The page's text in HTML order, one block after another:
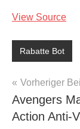
View Source
Rabatte Bot
Vorheriger
Avengers
Action Anti-